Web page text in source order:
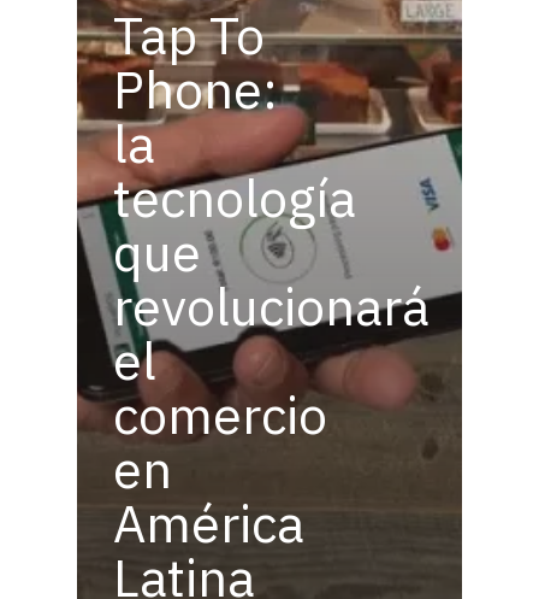
Tap To
Phone:
la
tecnología
que
revolucionará
el
comercio
en
América
Latina